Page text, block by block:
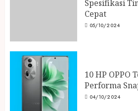
Spesifikasi
Cepat
05/10/2024
10 HP OPPO
Performa
04/10/2024